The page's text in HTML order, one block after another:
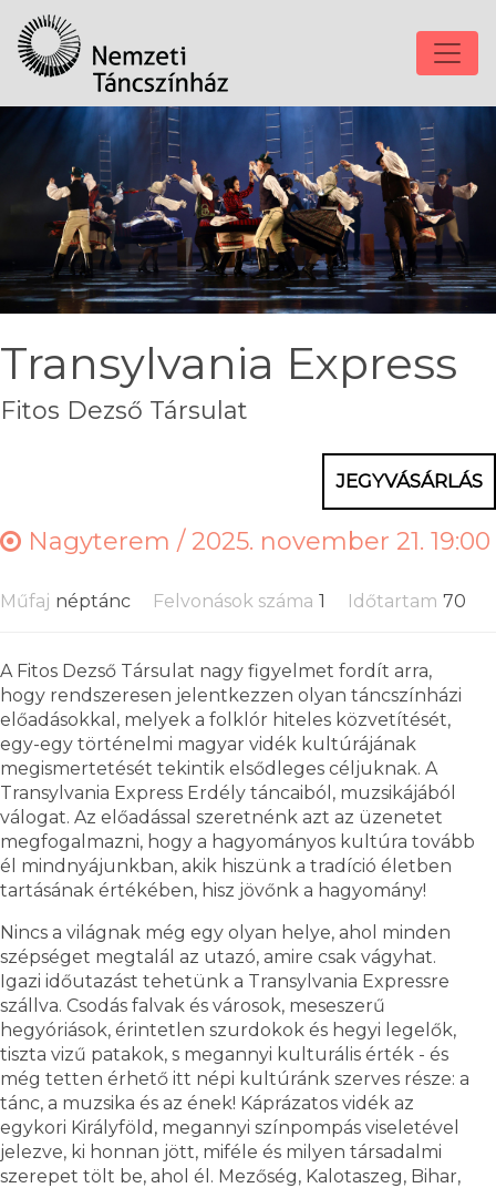
Transylvania Express
Fitos Dezső Társulat
JEGYVÁSÁRLÁS
Nagyterem /2025. november 21. 19:00
Műfaj néptánc Felvonások száma 1 Időtartam 70
A Fitos Dezső Társulat nagy figyelmet fordít arra,
hogy rendszeresen jelentkezzen olyan táncszínházi
előadásokkal, melyek a folklór hiteles közvetítését,
egy-egy történelmi magyar vidék kultúrájának
megismertetését tekintik elsődleges céljuknak. A
Transylvania Express Erdély táncaiból, muzsikájából
válogat. Az előadással szeretnénk azt az üzenetet
megfogalmazni, hogy a hagyományos kultúra tovább
él mindnyájunkban, akik hiszünk a tradíció életben
tartásának értékében, hisz jövőnk a hagyomány!
Nincs a világnak még egy olyan helye, ahol minden
szépséget megtalál az utazó, amire csak vágyhat.
Igazi időutazást tehetünk a Transylvania Expressre
szállva. Csodás falvak és városok, meseszerű
hegyóriások, érintetlen szurdokok és hegyi legelők,
tiszta vizű patakok, s megannyi kulturális érték - és
még tetten érhető itt népi kultúránk szerves része: a
tánc, a muzsika és az ének! Káprázatos vidék az
egykori Királyföld, megannyi színpompás viseletével
jelezve, ki honnan jött, miféle és milyen társadalmi
szerepet tölt be, ahol él. Mezőség, Kalotaszeg, Bihar,